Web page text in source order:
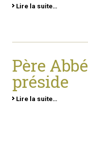
Lire la suite…
Père Abbé
préside
Lire la suite…